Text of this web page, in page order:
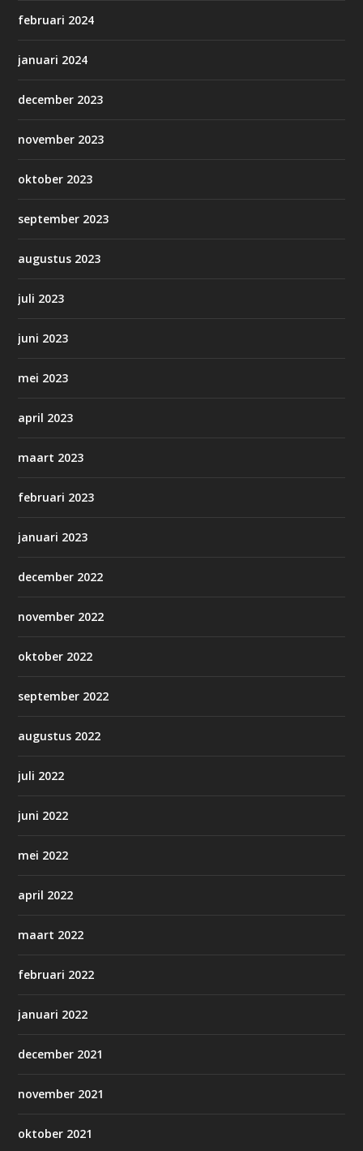
februari 2024
januari 2024
december 2023
november 2023
oktober 2023
september 2023
augustus 2023
juli 2023
juni 2023
mei 2023
april 2023
maart 2023
februari 2023
januari 2023
december 2022
november 2022
oktober 2022
september 2022
augustus 2022
juli 2022
juni 2022
mei 2022
april 2022
maart 2022
februari 2022
januari 2022
december 2021
november 2021
oktober 2021